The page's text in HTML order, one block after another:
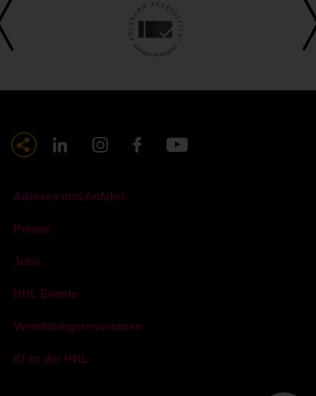
Adresse und Anfahrt
Presse
Jobs
HHL Events
Vermittlungsressourcen
KI an der HHL